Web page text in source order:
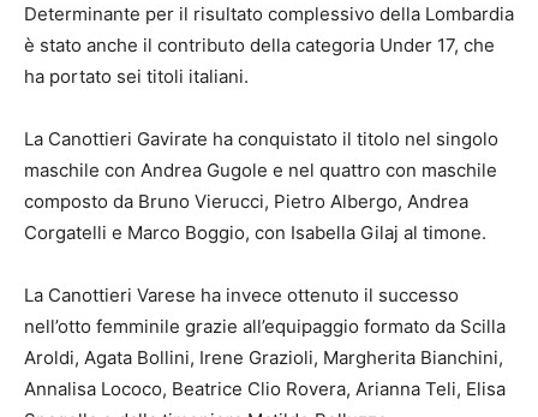
Determinante per il risultato complessivo della Lombardia
è stato anche il contributo della categoria Under 17, che
ha portato sei titoli italiani.
La Canottieri Gavirate ha conquistato il titolo nel singolo
maschile con Andrea Gugole e nel quattro con maschile
composto da Bruno Vierucci, Pietro Albergo, Andrea
Corgatelli e Marco Boggio, con Isabella Gilaj al timone.
La Canottieri Varese ha invece ottenuto il successo
nell’otto femminile grazie all’equipaggio formato da Scilla
Aroldi, Agata Bollini, Irene Grazioli, Margherita Bianchini,
Annalisa Lococo, Beatrice Clio Rovera, Arianna Teli, Elisa